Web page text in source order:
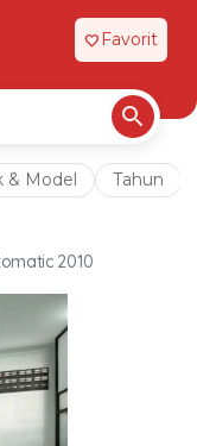
favorite Favorit
& Model Tahun
2010